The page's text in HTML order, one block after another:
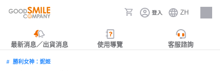
登入 ZH
人才招募
最新消息／出貨消息 使用導覽 客服諮詢
勝利女神：妮姬